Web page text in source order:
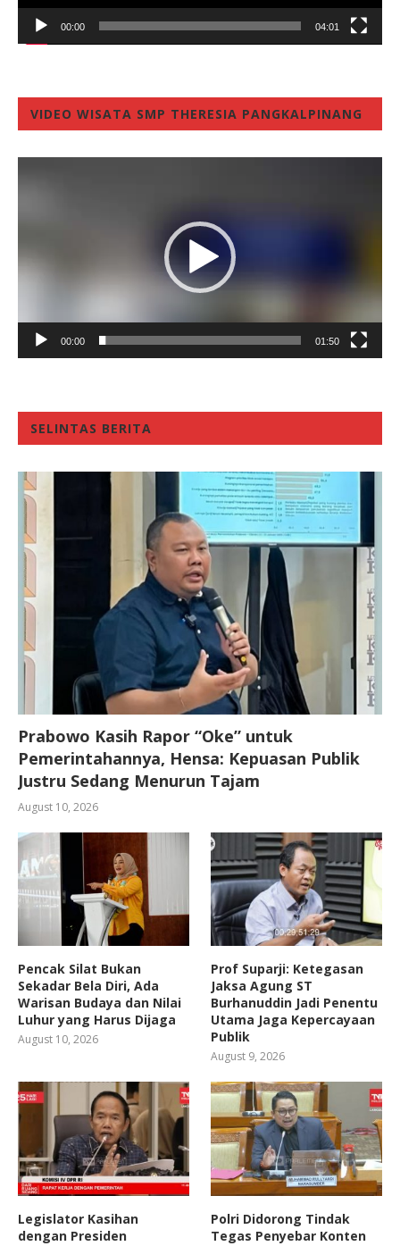
00:00 04:01
VIDEO WISATA SMP THERESIA PANGKALPINANG
00:00 01:50
SELINTAS BERITA
Prabowo Kasih Rapor “Oke” untuk
Pemerintahannya, Hensa: Kepuasan Publik
Justru Sedang Menurun Tajam
August 10, 2026
Pencak Silat Bukan
Sekadar Bela Diri, Ada
Warisan Budaya dan Nilai
Luhur yang Harus Dijaga
August 10, 2026
Prof Suparji: Ketegasan
Jaksa Agung ST
Burhanuddin Jadi Penentu
Utama Jaga Kepercayaan
Publik
August 9, 2026
Legislator Kasihan
dengan Presiden
Polri Didorong Tindak
Tegas Penyebar Konten